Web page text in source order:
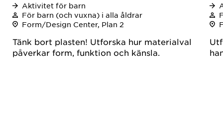
Aktivitet för barn
För barn (och vuxna) i alla åldrar
Form/Design Center, Plan 2
Tänk bort plasten! Utforska hur materialval
påverkar form, funktion och känsla.